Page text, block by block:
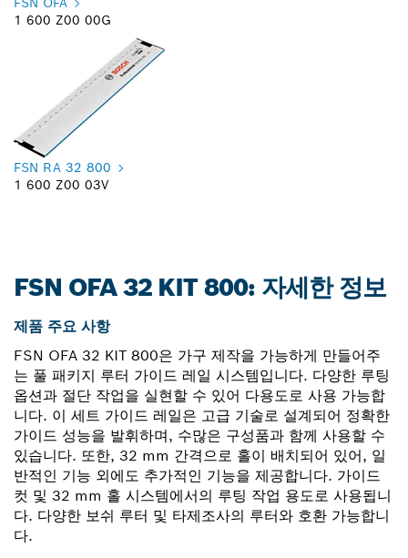
1 600 Z00 00G
FSN RA 32 800
1 600 Z00 03V
FSN OFA 32 KIT 800: 자세한 정보
제품 주요 사항
FSN OFA 32 KIT 800은 가구 제작을 가능하게 만들어주
는 풀 패키지 루터 가이드 레일 시스템입니다. 다양한 루팅
옵션과 절단 작업을 실현할 수 있어 다용도로 사용 가능합
니다. 이 세트 가이드 레일은 고급 기술로 설계되어 정확한
가이드 성능을 발휘하며, 수많은 구성품과 함께 사용할 수
있습니다. 또한, 32 mm 간격으로 홀이 배치되어 있어, 일
반적인 기능 외에도 추가적인 기능을 제공합니다. 가이드
컷 및 32 mm 홀 시스템에서의 루팅 작업 용도로 사용됩니
다. 다양한 보쉬 루터 및 타제조사의 루터와 호환 가능합니
다.